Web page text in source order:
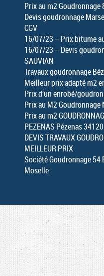
Prix au m2 Goudronnage
Devis goudronnage
CGV
16/07/23 – Prix bitume
16/07/23 – Devis
SAUVIAN
Travaux goudronnage
Meilleur prix adapté m2
Prix d’un enrobé/
Prix au M2 Goudronnage
Prix au m2
PEZENAS Pézenas 34120
DEVIS TRAVAUX
MEILLEUR PRIX
Société Goudronnage 54
Moselle